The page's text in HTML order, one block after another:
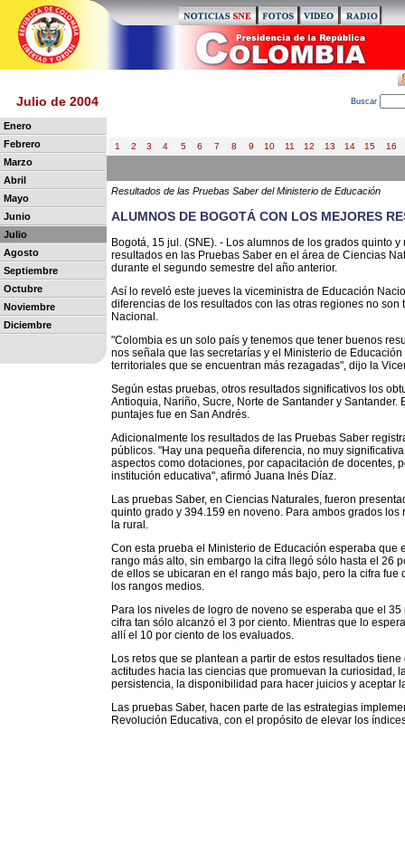
Julio de 2004 Buscar
Enero
Febrero
Marzo
Abril
Mayo
Junio
Julio
Agosto
Septiembre
Octubre
Noviembre
Diciembre
1 2 3 4 5 6 7 8 9 10 11 12 13 14 15 16
Resultados de las Pruebas Saber del Ministerio de Educación
ALUMNOS DE BOGOTÁ CON LOS MEJORES
Bogotá, 15 jul. (SNE). - Los alumnos de los grados quinto
resultados en las Pruebas Saber en el área de Ciencias
durante el segundo semestre del año anterior.
Así lo reveló este jueves la viceministra de Educación
diferencias de los resultados con las otras regiones no
Nacional.
"Colombia es un solo país y tenemos que tener buenos
nos señala que las secretarías y el Ministerio de
territoriales que se encuentran más rezagadas", dijo la
Según estas pruebas, otros resultados significativos los
Antioquia, Nariño, Sucre, Norte de Santander y
puntajes fue en San Andrés.
Adicionalmente los resultados de las Pruebas Saber
públicos. "Hay una pequeña diferencia, no muy
aspectos como dotaciones, por capacitación de docentes,
institución educativa", afirmó Juana Inés Díaz.
Las pruebas Saber, en Ciencias Naturales, fueron
quinto grado y 394.159 en noveno. Para ambos grados
la rural.
Con esta prueba el Ministerio de Educación esperaba
rango más alto, sin embargo la cifra llegó sólo hasta el 26
de ellos se ubicaran en el rango más bajo, pero la cifra
los rangos medios.
Para los niveles de logro de noveno se esperaba que el
cifra tan sólo alcanzó el 3 por ciento. Mientras que lo
allí el 10 por ciento de los evaluados.
Los retos que se plantean a partir de estos resultados
actitudes hacia las ciencias que promuevan la curiosidad,
persistencia, la disponibilidad para hacer juicios y aceptar
Las pruebas Saber, hacen parte de las estrategias
Revolución Educativa, con el propósito de elevar los